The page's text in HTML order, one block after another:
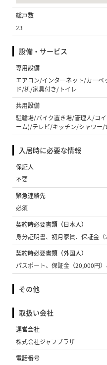
総戸数
23
設備・サービス
専用設備
エアコン/インターネット/カー
ド/机/家具付き/トイレ
共用設備
駐輪場/バイク置き場/管理人/コ
ーム)/テレビ/キッチン/シャワー
入居時に必要な情報
保証人
不要
緊急連絡先
必須
契約時必要書類（日本人）
身分証明書、初月家賃、保証金
契約時必要書類（外国人）
パスポート、保証金（20,000円
その他
取扱い会社
運営会社
株式会社ジャフプラザ
電話番号